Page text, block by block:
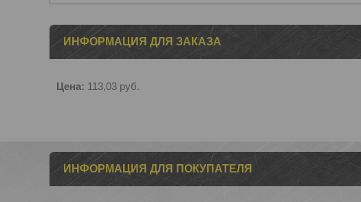
ИНФОРМАЦИЯ ДЛЯ ЗАКАЗА
Цена: 113,03 руб.
ИНФОРМАЦИЯ ДЛЯ ПОКУПАТЕЛЯ